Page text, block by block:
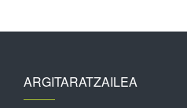
ARGITARATZAILEA